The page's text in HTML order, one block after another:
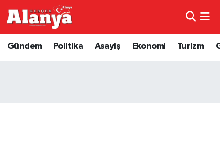
Gündem Politika Asayiş Ekonomi Turizm
Genel
Trafik Durumu